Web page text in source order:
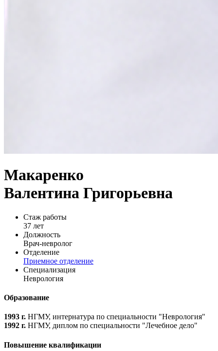
Макаренко
Валентина Григорьевна
Стаж работы
37 лет
Должность
Врач-невролог
Отделение
Приемное отделение
Специализация
Неврология
Образование
1993 г. НГМУ, интернатура по специальности "Неврология"
1992 г. НГМУ, диплом по специальности "Лечебное дело"
Повышение квалификации